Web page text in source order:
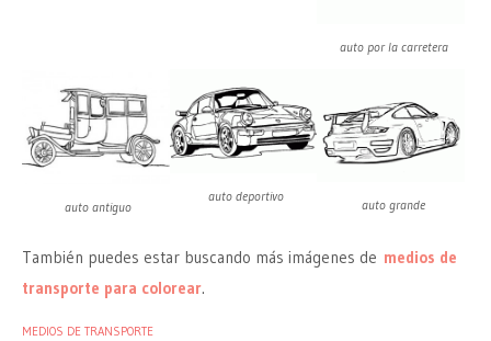
auto por la carretera
auto antiguo
auto deportivo
auto grande
También puedes estar buscando más imágenes de medios de
transporte para colorear.
MEDIOS DE TRANSPORTE